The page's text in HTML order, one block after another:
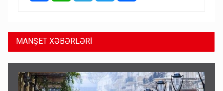
MANŞET XƏBƏRLƏRİ